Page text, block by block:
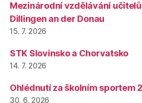
Mezinárodní vzdělávání
Dillingen an der Donau
15. 7. 2026
STK Slovinsko a Chorvatsko
14. 7. 2026
Ohlédnutí za školním sportem
30. 6. 2026